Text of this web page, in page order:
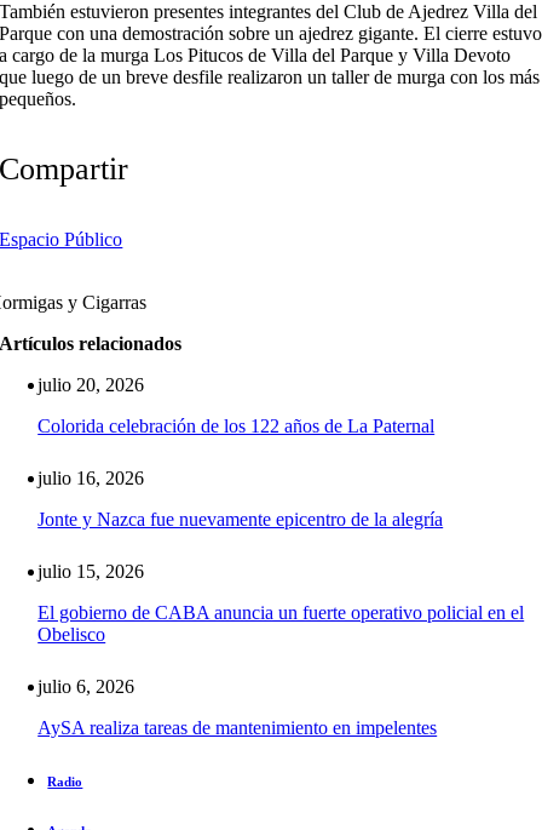
También estuvieron presentes integrantes del Club de Ajedrez Villa del
Parque con una demostración sobre un ajedrez gigante. El cierre estuvo
a cargo de la murga Los Pitucos de Villa del Parque y Villa Devoto
que luego de un breve desfile realizaron un taller de murga con los más
pequeños.
Compartir
Espacio Público
y Cigarras
Artículos relacionados
julio 20, 2026
Colorida celebración de los 122 años de La Paternal
julio 16, 2026
Jonte y Nazca fue nuevamente epicentro de la alegría
julio 15, 2026
El gobierno de CABA anuncia un fuerte operativo policial en el
Obelisco
julio 6, 2026
AySA realiza tareas de mantenimiento en impelentes
Radio